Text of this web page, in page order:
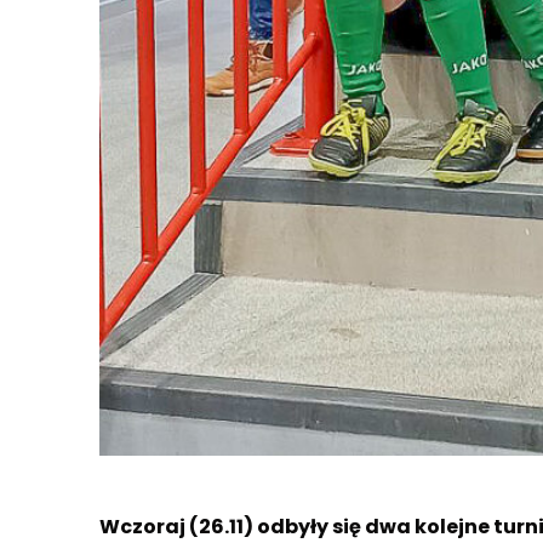
Wczoraj (26.11) odbyły się dwa kolejne